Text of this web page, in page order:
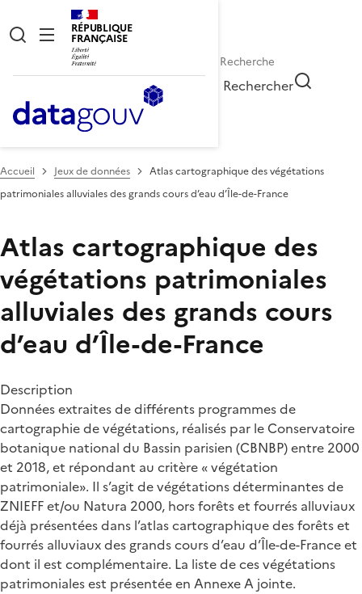
RÉPUBLIQUE
FRANÇAISE
Rechercher
Accueil Jeux de données
Atlas cartographique des végétations
patrimoniales alluviales des grands cours d’eau d’Île-de-France
Atlas cartographique des
végétations patrimoniales
alluviales des grands cours
d’eau d’Île-de-France
Description
Données extraites de différents programmes de
cartographie de végétations, réalisés par le Conservatoire
botanique national du Bassin parisien (CBNBP) entre 2000
et 2018, et répondant au critère « végétation
patrimoniale». Il s’agit de végétations déterminantes de
ZNIEFF et/ou Natura 2000, hors forêts et fourrés alluviaux
déjà présentées dans l’atlas cartographique des forêts et
fourrés alluviaux des grands cours d’eau d’Île-de-France et
dont il est complémentaire. La liste de ces végétations
patrimoniales est présentée en Annexe A jointe.